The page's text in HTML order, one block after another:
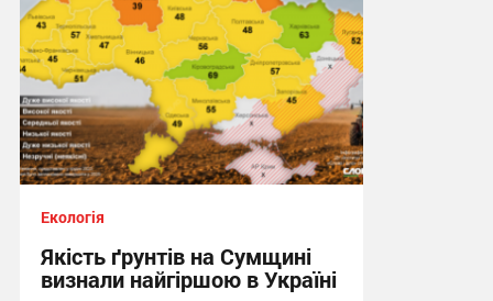
Екологія
Якість ґрунтів на Сумщині
визнали найгіршою в Україні